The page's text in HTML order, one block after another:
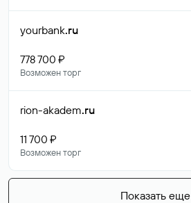
yourbank.ru
778 700 ₽
Возможен торг
rion-akadem.ru
11 700 ₽
Возможен торг
Показать еще